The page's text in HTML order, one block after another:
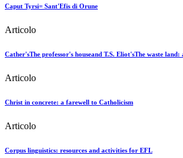
Caput Tyrsi= Sant'Efis di Orune
Articolo
Cather'sThe professor's houseand T.S. Eliot'sThe waste
Articolo
Christ in concrete: a farewell to Catholicism
Articolo
Corpus linguistics: resources and activities for EFL